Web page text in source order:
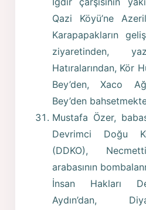
Qazi Köyü’ne
Karapapakların
ziyaretinden,
Hatıralarından, Kör
Bey’den, Xaco
Bey’den
Mustafa Özer,
Devrimci Doğu
(DDKO),
arabasının
İnsan Hakları
Aydın’dan,